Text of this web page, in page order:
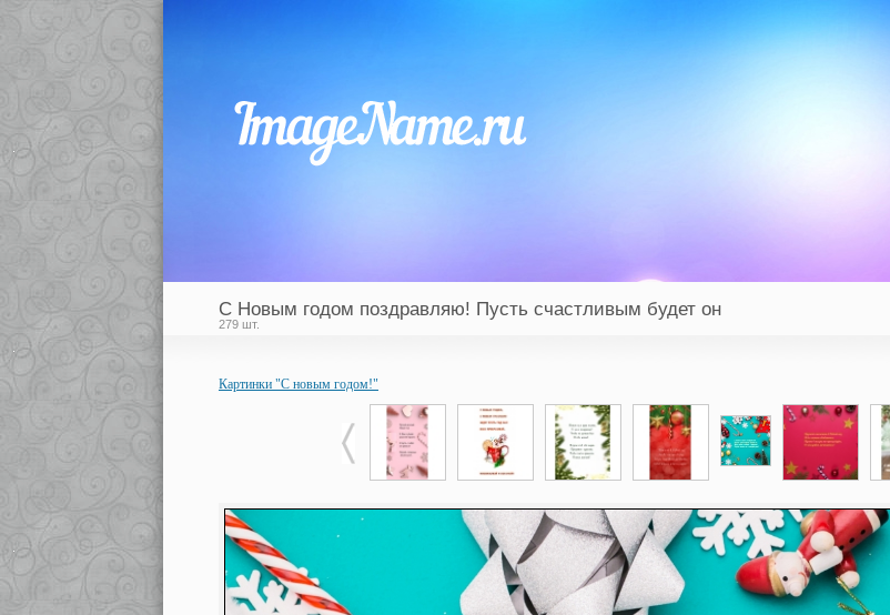
С Новым годом поздравляю! Пусть счастливым будет он
279 шт.
Картинки "С новым годом!"